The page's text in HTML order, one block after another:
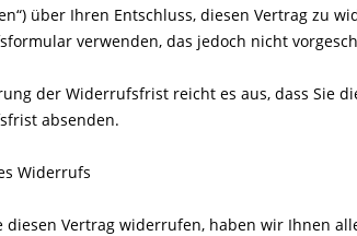
über Ihren Entschluss, diesen Vertrag zu
verwenden, das jedoch nicht
der Widerrufsfrist reicht es aus, dass Sie
absenden.
Widerrufs
diesen Vertrag widerrufen, haben wir Ihnen